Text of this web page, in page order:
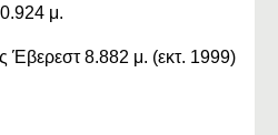
μ.
Έβερεστ 8.882 μ. (εκτ. 1999)